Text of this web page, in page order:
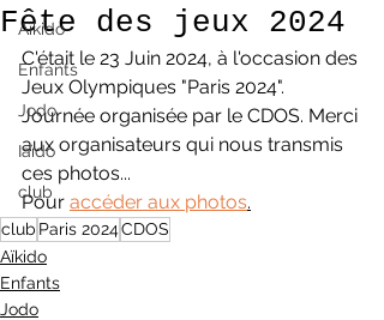
Aïkido
Enfants
Jodo
Iaïdo
club
Fête des jeux 2024
C'était le 23 Juin 2024, à l'occasion des
Jeux Olympiques "Paris 2024".
Journée organisée par le CDOS. Merci
aux organisateurs qui nous transmis
ces photos...
Pour accéder aux photos.
club Paris 2024CDOS
Aïkido
Enfants
Jodo